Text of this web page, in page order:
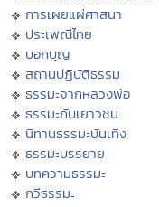
การเผยแผ่ศาสนา
ประเพณีไทย
บอกบุญ
สถานปฏิบัติธรรม
ธรรมะจากหลวงพ่อ
ธรรมะกับเยาวชน
นิทานธรรมะบันเทิง
ธรรมะบรรยาย
บทความธรรมะ
กวีธรรมะ